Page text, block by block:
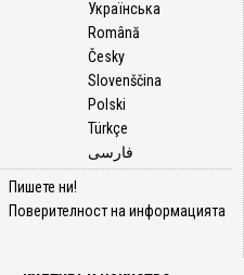
Українська
Română
Česky
Slovenščina
Polski
Türkçe
فارسی
Пишете ни!
Поверителност на информацията